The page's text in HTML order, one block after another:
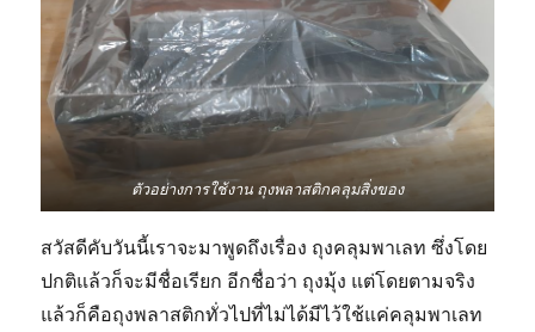
ตัวอย่างการใช้งาน ถุงพลาสติกคลุมสิ่งของ
สวัสดีคับวันนี้เราจะมาพูดถึงเรื่อง ถุงคลุมพาเลท ซึ่งโดย
ปกติแล้วก็จะมีชื่อเรียก อีกชื่อว่า ถุงมุ้ง แต่โดยตามจริง
แล้วก็คือถุงพลาสติกทั่วไปที่ไม่ได้มีไว้ใช้แค่คลุมพาเลท